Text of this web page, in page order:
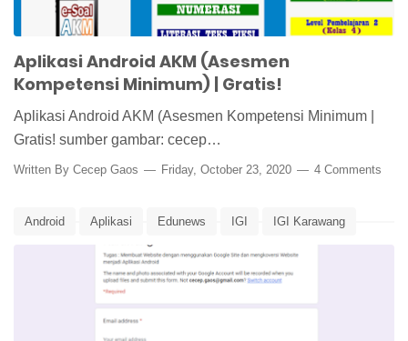
Aplikasi Android AKM (Asesmen
Kompetensi Minimum) | Gratis!
Aplikasi Android AKM (Asesmen Kompetensi Minimum |
Gratis! sumber gambar: cecep…
Written By Cecep Gaos Friday, October 23, 2020 4 Comments
Android Aplikasi Edunews IGI IGI Karawang
Ikatan Guru Indonesia Kantung Tugas Online Training
Online Workshop